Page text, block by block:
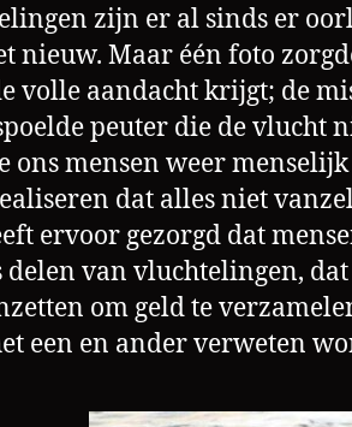
zijn er al sinds er
nieuw. Maar één foto
volle aandacht krijgt; de
peuter die de vlucht
ons mensen weer
dat alles niet
ervoor gezorgd dat
delen van vluchtelingen, dat
om geld te
een en ander verweten